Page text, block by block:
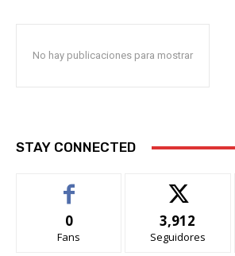
No hay publicaciones para mostrar
STAY CONNECTED
0
Fans
3,912
Seguidores